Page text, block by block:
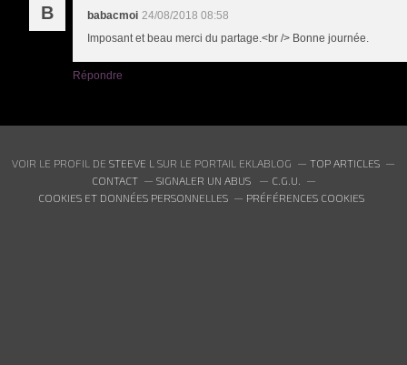
B babacmoi 24/08/2018 08:58
Imposant et beau merci du partage.<br /> Bonne journée.
Répondre
VOIR LE PROFIL DE STEEVE L SUR LE PORTAIL EKLABLOG
TOP ARTICLES
CONTACT
SIGNALER UN ABUS
C.G.U.
COOKIES ET DONNÉES PERSONNELLES
PRÉFÉRENCES COOKIES